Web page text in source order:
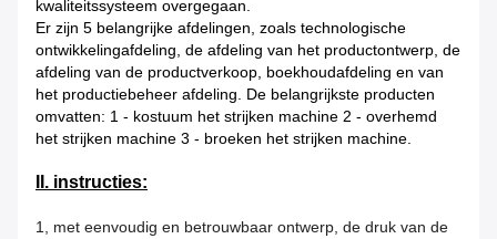
kwaliteitssysteem overgegaan.
Er zijn 5 belangrijke afdelingen, zoals technologische
ontwikkelingafdeling, de afdeling van het productontwerp, de
afdeling van de productverkoop, boekhoudafdeling en van
het productiebeheer afdeling. De belangrijkste producten
omvatten: 1 - kostuum het strijken machine 2 - overhemd
het strijken machine 3 - broeken het strijken machine.
II. instructies:
1, met eenvoudig en betrouwbaar ontwerp, de druk van de